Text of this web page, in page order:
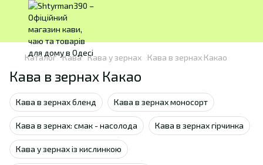
Каталог Кава Кава у зернах Кава в зернах Какао
Кава в зернах Какао
Кава в зернах бленд Кава в зернах моносорт
Кава в зернах: смак - насолода Кава в зернах гірчинка
Кава у зернах із кислинкою